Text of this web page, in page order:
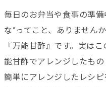
毎日のお弁当や食事の準
な”ってこと、ありません
『万能甘酢』です。実は
能甘酢でアレンジしたも
簡単にアレンジしたレシ